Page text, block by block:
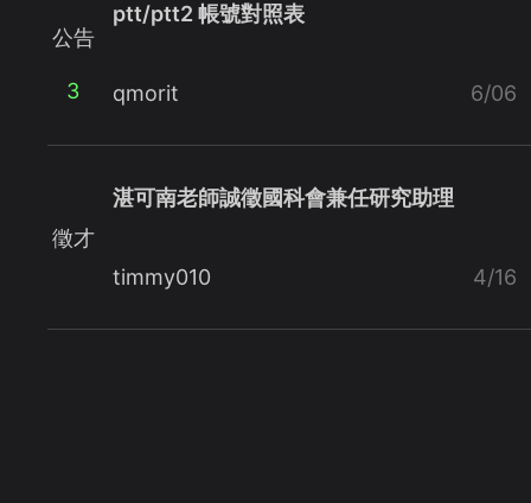
公告
3
ptt/ptt2 帳號對照表
qmorit 6/06
徵才
湛可南老師誠徵國科會兼任研究助理
timmy010 4/16